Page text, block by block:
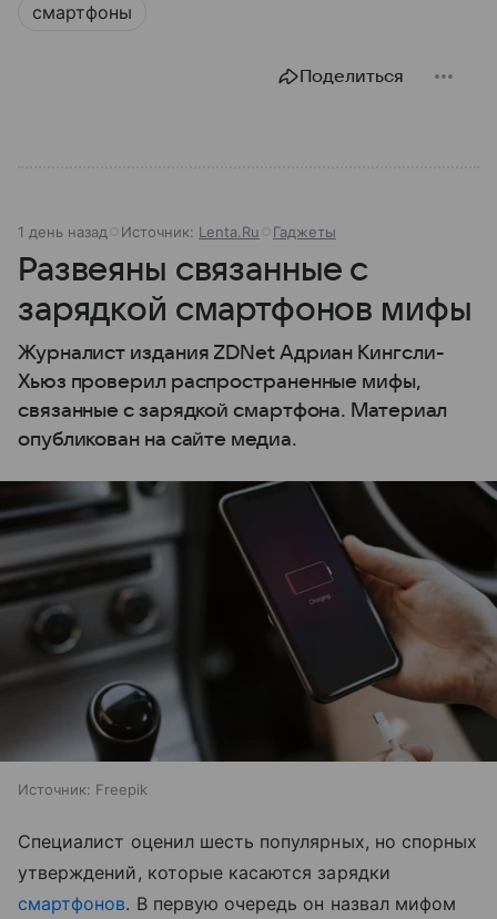
смартфоны
Поделиться
1 день назад Источник: Lenta.Ru Гаджеты
Развеяны связанные с
зарядкой смартфонов мифы
Журналист издания ZDNet Адриан Кингсли-
Хьюз проверил распространенные мифы,
связанные с зарядкой смартфона. Материал
опубликован на сайте медиа.
Источник: Freepik
Специалист оценил шесть популярных, но спорных
утверждений, которые касаются зарядки
смартфонов. В первую очередь он назвал мифом